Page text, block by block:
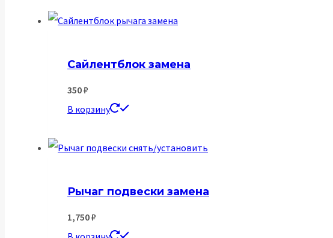
Сайлентблок замена
350₽
В корзину
Рычаг подвески замена
1,750₽